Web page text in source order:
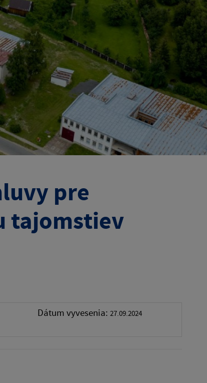
pre
tajomstiev
Dátum vyvesenia: 27.09.2024